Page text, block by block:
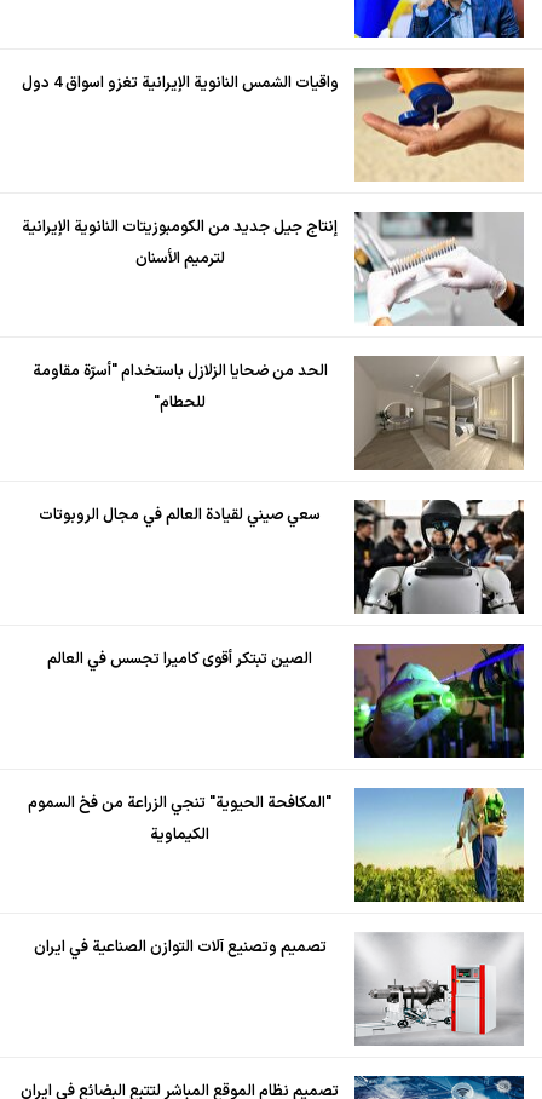
واقيات الشمس النانوية الإيرانية تغزو اسواق 4 دول
إنتاج جيل جديد من الكومبوزيتات النانوية الإيرانية
لترميم الأسنان
الحد من ضحايا الزلازل باستخدام "أسرّة مقاومة
للحطام"
سعي صيني لقيادة العالم في مجال الروبوتات
الصين تبتكر أقوى كاميرا تجسس في العالم
"المكافحة الحيوية" تنجي الزراعة من فخ السموم
الكيماوية
تصميم وتصنيع آلات التوازن الصناعية في ايران
تصميم نظام الموقع المباشر لتتبع البضائع في ايران